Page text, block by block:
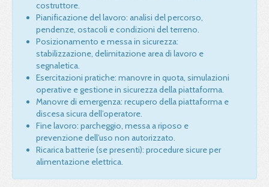
costruttore.
Pianificazione del lavoro: analisi del percorso,
pendenze, ostacoli e condizioni del terreno.
Posizionamento e messa in sicurezza:
stabilizzazione, delimitazione area di lavoro e
segnaletica.
Esercitazioni pratiche: manovre in quota, simulazioni
operative e gestione in sicurezza della piattaforma.
Manovre di emergenza: recupero della piattaforma e
discesa sicura dell’operatore.
Fine lavoro: parcheggio, messa a riposo e
prevenzione dell’uso non autorizzato.
Ricarica batterie (se presenti): procedure sicure per
alimentazione elettrica.